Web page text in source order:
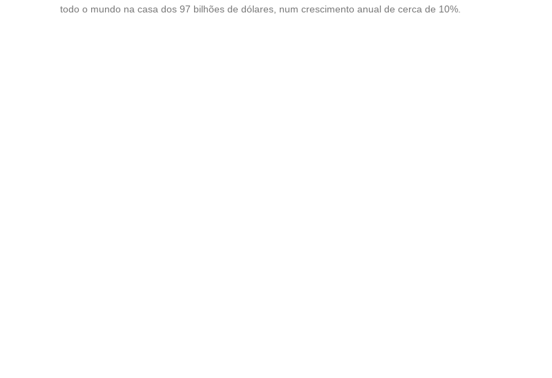
todo o mundo na casa dos 97 bilhões de dólares, num crescimento anual de cerca de 10%.